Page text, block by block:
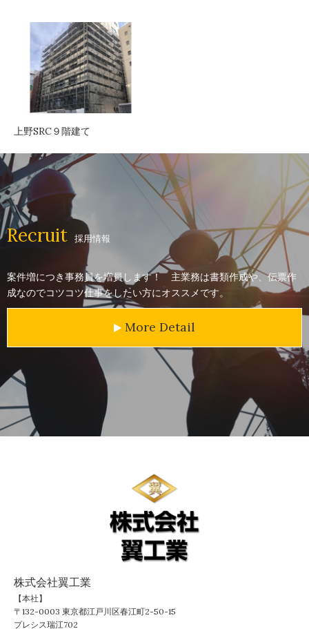
上野SRC９階建て
Recruit 採用情報
案件増につき事務員を増員します！ 主業務は書類作成や、伝票作
成なのでコツコツ仕事をしたい方にオススメです。
More Detail
株式会社翼工業
【本社】
〒132-0003 東京都江戸川区春江町2-50-15
プレシス瑞江702